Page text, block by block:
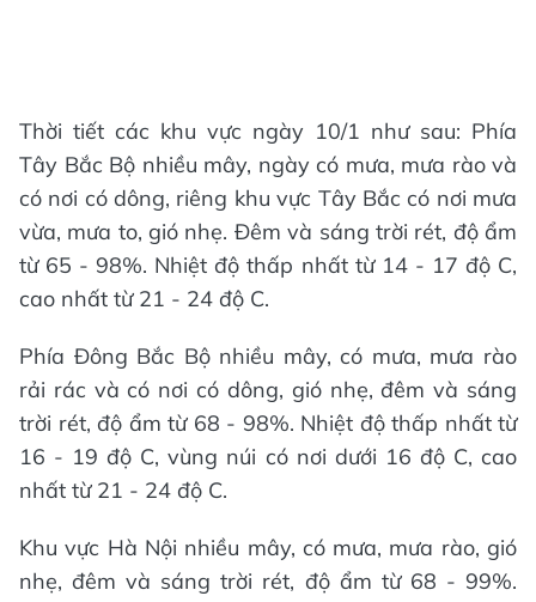
Thời tiết các khu vực ngày 10/1 như sau: Phía
Tây Bắc Bộ nhiều mây, ngày có mưa, mưa rào và
có nơi có dông, riêng khu vực Tây Bắc có nơi mưa
vừa, mưa to, gió nhẹ. Đêm và sáng trời rét, độ ẩm
từ 65 - 98%. Nhiệt độ thấp nhất từ 14 - 17 độ C,
cao nhất từ 21 - 24 độ C.
Phía Đông Bắc Bộ nhiều mây, có mưa, mưa rào
rải rác và có nơi có dông, gió nhẹ, đêm và sáng
trời rét, độ ẩm từ 68 - 98%. Nhiệt độ thấp nhất từ
16 - 19 độ C, vùng núi có nơi dưới 16 độ C, cao
nhất từ 21 - 24 độ C.
Khu vực Hà Nội nhiều mây, có mưa, mưa rào, gió
nhẹ, đêm và sáng trời rét, độ ẩm từ 68 - 99%.